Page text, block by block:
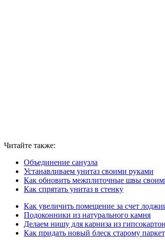
Читайте также:
Объединение санузла
Устанавливаем унитаз своими руками
Как обновить межплиточные швы
Как спрятать унитаз в стенку
Как увеличить помещение за счет
Подоконники из натурального камня
Делаем нишу для карниза из
Как придать новый блеск старому